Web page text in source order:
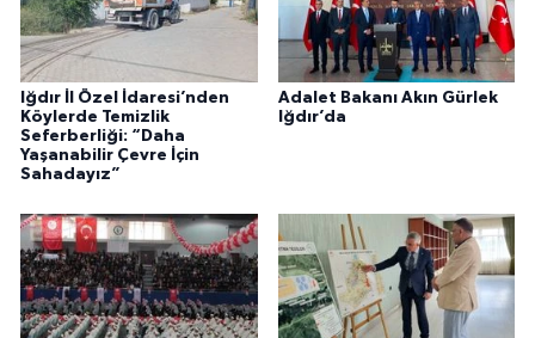
Iğdır İl Özel İdaresi’nden
Köylerde Temizlik
Seferberliği: “Daha
Yaşanabilir Çevre İçin
Sahadayız”
Adalet Bakanı Akın Gürlek
Iğdır’da